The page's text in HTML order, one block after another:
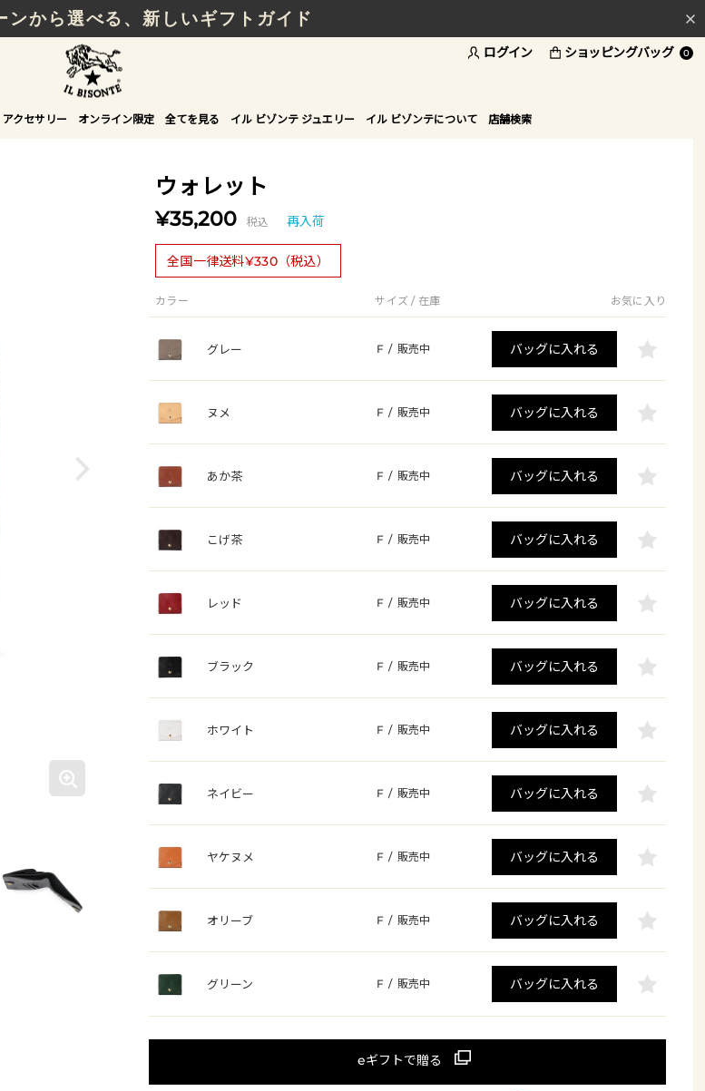
ンから選べる、新しいギフトガイド
ログイン ショッピングバッグ 0
アクセサリー オンライン限定 全てを見る イル ビゾンテ ジュエリー イル ビゾンテについて 店舗検索
ウォレット
¥35,200 税込 再入荷
全国一律送料¥330（税込）
カラー サイズ / 在庫 お気に入り
グレー F / 販売中 バッグに入れる
ヌメ F / 販売中 バッグに入れる
あか茶 F / 販売中 バッグに入れる
こげ茶 F / 販売中 バッグに入れる
レッド F / 販売中 バッグに入れる
ブラック F / 販売中 バッグに入れる
ホワイト F / 販売中 バッグに入れる
ネイビー F / 販売中 バッグに入れる
ヤケヌメ F / 販売中 バッグに入れる
オリーブ F / 販売中 バッグに入れる
グリーン F / 販売中 バッグに入れる